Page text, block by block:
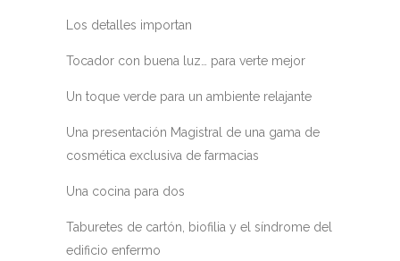
Los detalles importan
Tocador con buena luz… para verte mejor
Un toque verde para un ambiente relajante
Una presentación Magistral de una gama de
cosmética exclusiva de farmacias
Una cocina para dos
Taburetes de cartón, biofilia y el síndrome del
edificio enfermo